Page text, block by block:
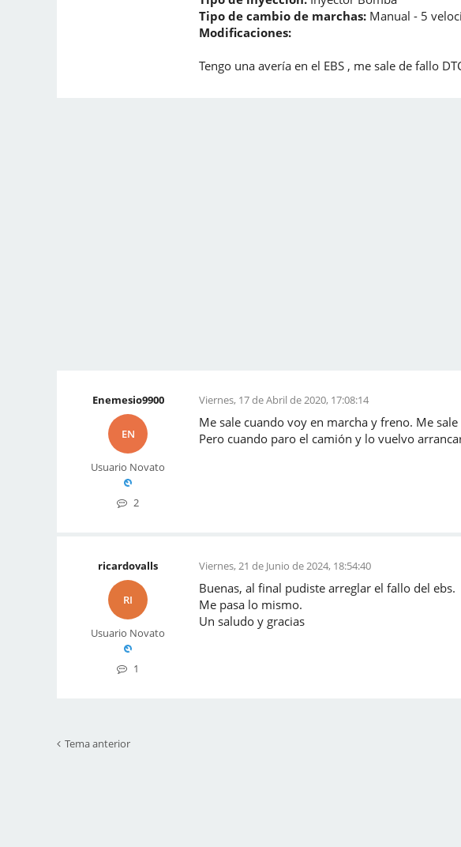
Tipo de cambio de marchas: Manual - 5
Modificaciones:
Tengo una avería en el EBS , me sale de fallo
Enemesio9900
EN
Usuario Novato
2
Viernes, 17 de Abril de 2020, 17:08:14
Me sale cuando voy en marcha y freno. Me
Pero cuando paro el camión y lo vuelvo
ricardovalls
RI
Usuario Novato
1
Viernes, 21 de Junio de 2024, 18:54:40
Buenas, al final pudiste arreglar el fallo del ebs.
Me pasa lo mismo.
Un saludo y gracias
Tema anterior